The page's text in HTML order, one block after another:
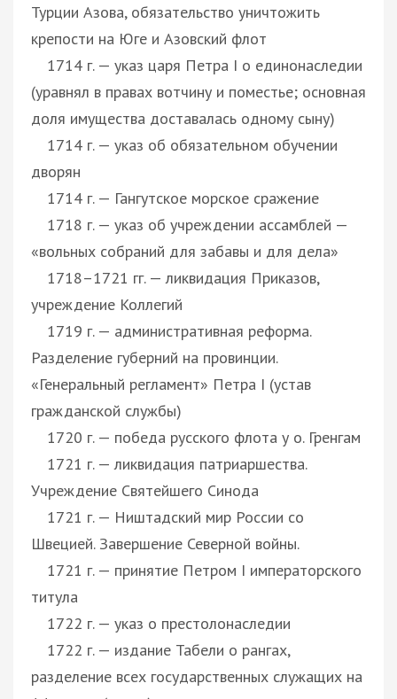
Турции Азова, обязательство уничтожить
крепости на Юге и Азовский флот
1714 г. — указ царя Петра I о единонаследии
(уравнял в правах вотчину и поместье; основная
доля имущества доставалась одному сыну)
1714 г. — указ об обязательном обучении
дворян
1714 г. — Гангутское морское сражение
1718 г. — указ об учреждении ассамблей —
«вольных собраний для забавы и для дела»
1718–1721 гг. — ликвидация Приказов,
учреждение Коллегий
1719 г. — административная реформа.
Разделение губерний на провинции.
«Генеральный регламент» Петра I (устав
гражданской службы)
1720 г. — победа русского флота у о. Гренгам
1721 г. — ликвидация патриаршества.
Учреждение Святейшего Синода
1721 г. — Ништадский мир России со
Швецией. Завершение Северной войны.
1721 г. — принятие Петром I императорского
титула
1722 г. — указ о престолонаследии
1722 г. — издание Табели о рангах,
разделение всех государственных служащих на